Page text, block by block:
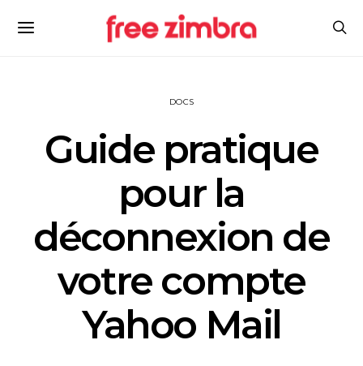
DOCS
Guide pratique
pour la
déconnexion de
votre compte
Yahoo Mail